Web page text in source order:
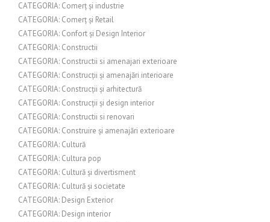
CATEGORIA: Comerț și industrie
CATEGORIA: Comerț și Retail
CATEGORIA: Confort și Design Interior
CATEGORIA: Constructii
CATEGORIA: Constructii si amenajari exterioare
CATEGORIA: Construcții și amenajări interioare
CATEGORIA: Construcții și arhitectură
CATEGORIA: Construcții și design interior
CATEGORIA: Constructii si renovari
CATEGORIA: Construire și amenajări exterioare
CATEGORIA: Cultură
CATEGORIA: Cultura pop
CATEGORIA: Cultură și divertisment
CATEGORIA: Cultură și societate
CATEGORIA: Design Exterior
CATEGORIA: Design interior